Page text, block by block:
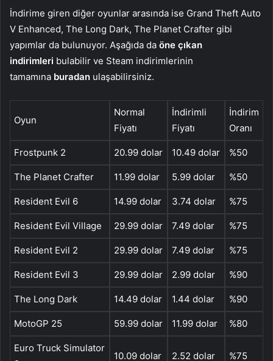
İndirime giren diğer oyunlar arasında ise Grand Theft Auto
V Enhanced, The Long Dark, The Planet Crafter gibi
yapımlar da bulunuyor. Aşağıda da öne çıkan
indirimleri bulabilir ve Steam indirimlerinin
tamamına buradan ulaşabilirsiniz.
Oyun
Normal
Fiyatı
İndirimli
Fiyatı
İndirim
Oranı
Frostpunk 2 20.99 dolar 10.49 dolar %50
The Planet Crafter 11.99 dolar 5.99 dolar %50
Resident Evil 6 14.99 dolar 3.74 dolar %75
Resident Evil Village 29.99 dolar 7.49 dolar %75
Resident Evil 2 29.99 dolar 7.49 dolar %75
Resident Evil 3 29.99 dolar 2.99 dolar %90
The Long Dark 14.49 dolar 1.44 dolar %90
MotoGP 25 59.99 dolar 11.99 dolar %80
Euro Truck Simulator
10.09 dolar 2.52 dolar %75